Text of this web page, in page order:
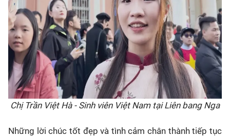
Chị Trần Việt Hà - Sinh viên Việt Nam tại Liên bang Nga
Những lời chúc tốt đẹp và tình cảm chân thành tiếp tục